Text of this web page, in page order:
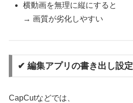
横動画を無理に縦にすると
→ 画質が劣化しやすい
✔ 編集アプリの書き出し設定
CapCutなどでは、